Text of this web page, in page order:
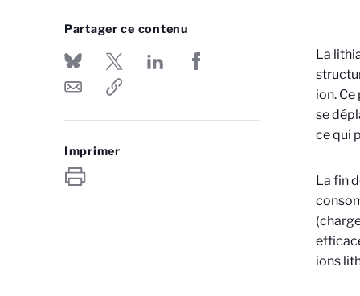
Partager ce contenu
Imprimer
La
ion.
se
ce qui
La fin
ions